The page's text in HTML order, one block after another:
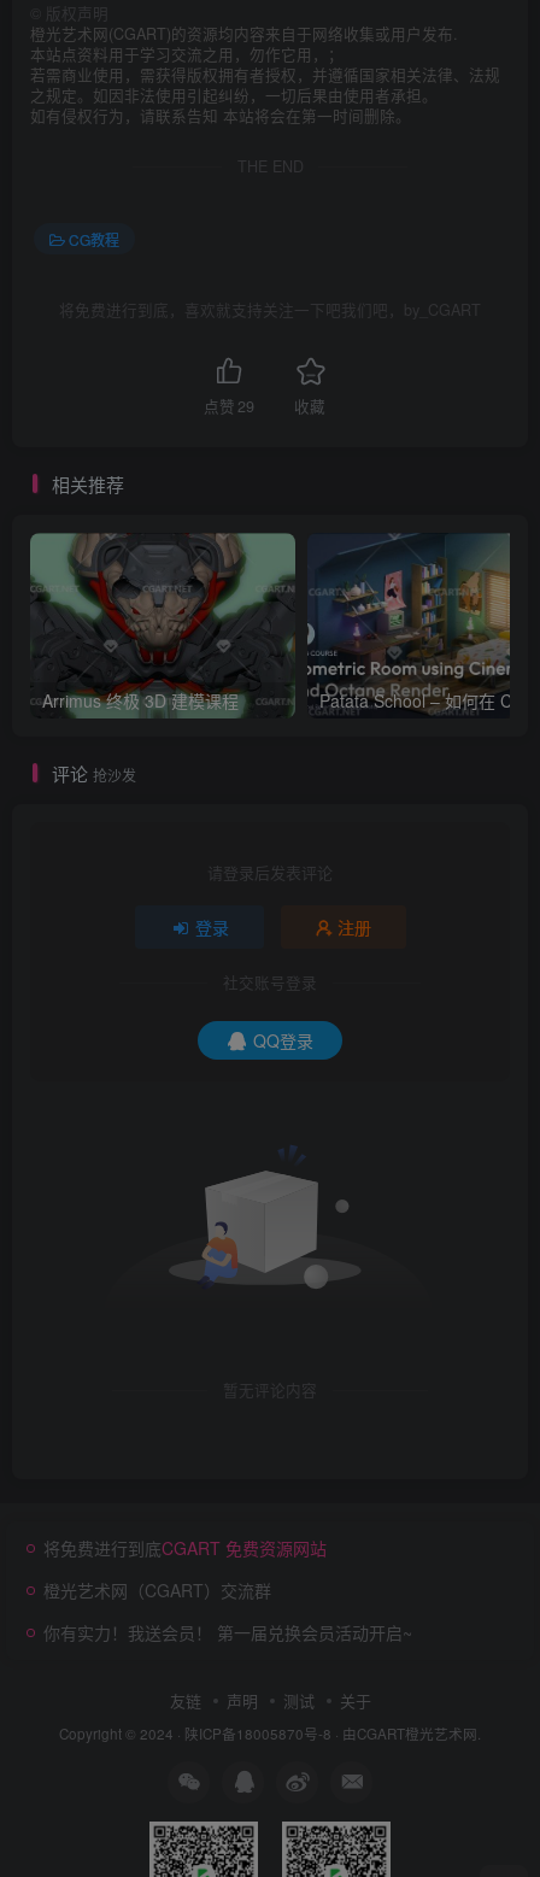
版权声明
橙光艺术网(CGART)的资源均内容来自于网络收集或用户发布.
本站点资料用于学习交流之用，勿作它用，；
若需商业使用，需获得版权拥有者授权，并遵循国家相关法律、法规
之规定。如因非法使用引起纠纷，一切后果由使用者承担。
如有侵权行为，请联系告知 本站将会在第一时间删除。
THE END
CG教程
将免费进行到底，喜欢就支持关注一下吧我们吧，by_CGART
点赞 29 收藏
相关推荐
Arrimus 终极 3D 建模课程
评论 抢沙发
请登录后发表评论
登录 注册
社交账号登录
QQ登录
暂无评论内容
将免费进行到底CGART 免费资源网站
橙光艺术网（CGART）交流群
你有实力！我送会员！ 第一届兑换会员活动开启~
友链 声明 测试 关于
Copyright © 2024 · 陕ICP备18005870号-8 · 由CGART橙光艺术网.